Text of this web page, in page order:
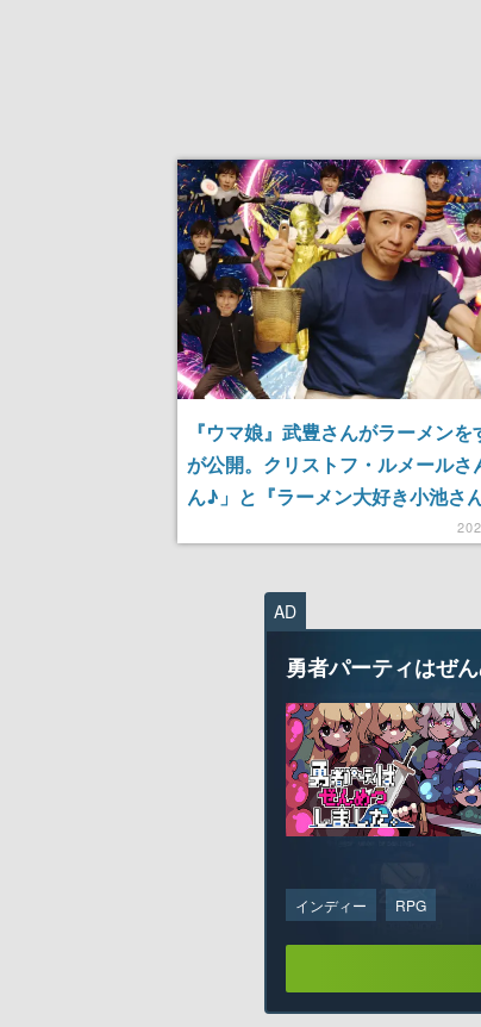
『ウマ娘』武豊さんがラーメン
が公開。クリストフ・ルメールさ
ん♪」と『ラーメン大好き小池さ
AD
勇者パーティはぜん
インディー RPG